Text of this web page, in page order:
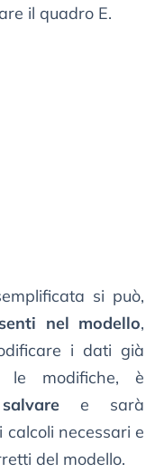
il quadro E.
si può,
nel modello,
i dati già
le modifiche, è
e sarà
necessari e
del modello.